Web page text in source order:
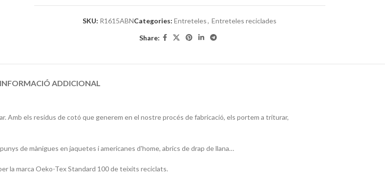
SKU: R1615ABNCategories: Entreteles , Entreteles reciclades
Share:
INFORMACIÓ ADDICIONAL
Amb els residus de cotó que generem en el nostre procés de fabricació, els portem a triturar,
de mànigues en jaquetes i americanes d'home, abrics de drap de llana…
la marca Oeko-Tex Standard 100 de teixits reciclats.